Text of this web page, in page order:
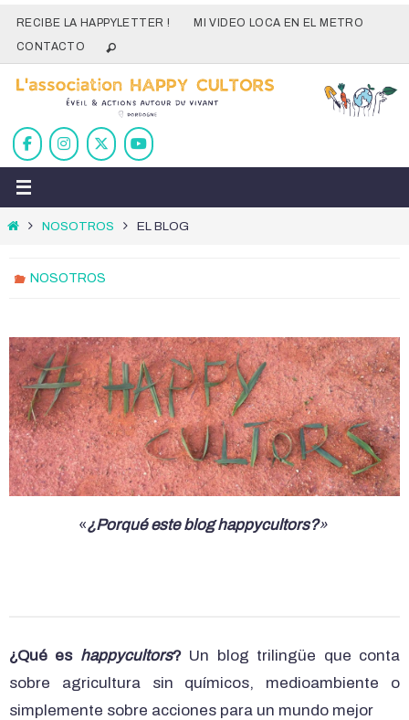
RECIBE LA HAPPYLETTER !
MI VIDEO LOCA EN EL METRO
CONTACTO
InicioNOSOTROS EL BLOG
NOSOTROS
«¿Porqué este blog happycultors?»
¿Qué es happycultors? Un blog trilingüe que conta
sobre agricultura sin químicos, medioambiente o
simplemente sobre acciones para un mundo mejor